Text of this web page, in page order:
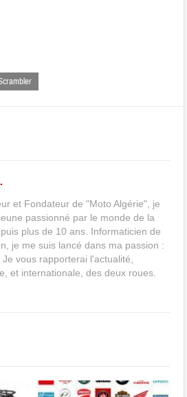
et Fondateur de "Moto Algérie", je
passionné par le monde de la
plus de 10 ans. Informaticien de
je me suis lancé dans ma passion :
Je vous rapporterai l'actualité,
et internationale, des deux roues.